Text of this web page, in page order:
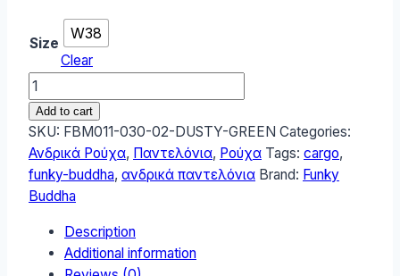
Size
W38
Clear
Funky
Buddha
Ανδρικό
Cargo
Παντελόνι
FBM011-
02-
DUSTY-
Add to cart
SKU: FBM011-030-02-DUSTY-GREEN Categories:
Ανδρικά Ρούχα, Παντελόνια, Ρούχα Tags: cargo,
funky-buddha, ανδρικά παντελόνια Brand: Funky
Buddha
Description
Additional information